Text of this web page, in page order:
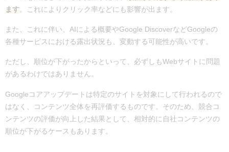
ます。これによりクリック率などにも影響が出ます。
また、これに伴い、AIによる概要やGoogle DiscoverなどGoogleの
各種サービスにおける露出状況も、変動する可能性が高いです。
ただし、順位が下がったからといって、必ずしもWebサイトに問題
があるわけではありません。
Googleコアアップデートは特定のサイトを対象にして行われるので
はなく、コンテンツ全体を再評価するものです。そのため、競合コ
ンテンツの評価が向上した結果として、相対的に自社コンテンツの
順位が下がるケースもあります。